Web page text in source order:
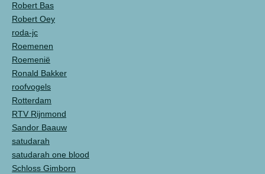
Robert Bas
Robert Oey
roda-jc
Roemenen
Roemenië
Ronald Bakker
roofvogels
Rotterdam
RTV Rijnmond
Sandor Baauw
satudarah
satudarah one blood
Schloss Gimborn